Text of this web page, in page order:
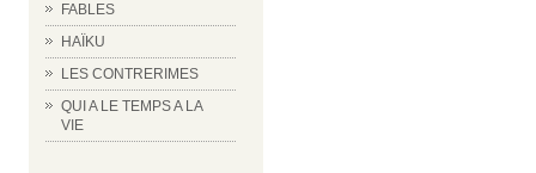
FABLES
HAÏKU
LES CONTRERIMES
QUI A LE TEMPS A LA
VIE